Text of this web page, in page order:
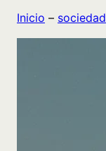
Inicio – sociedad